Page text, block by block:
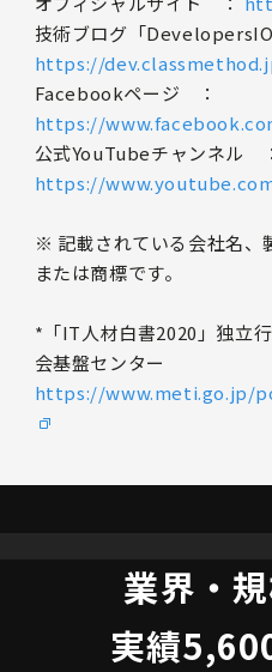
技術ブログ「DevelopersIO
https://
Facebookページ ：
https://
公式YouTubeチャンネル ：
https://
※ 記載されている会社名、
または商標です。
*「IT人材白書2020」独立
会基盤センター
https://www.meti.go.jp/
業界・
実績